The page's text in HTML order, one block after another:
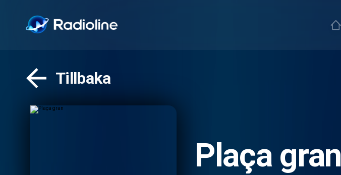
Tillbaka
Plaça gran